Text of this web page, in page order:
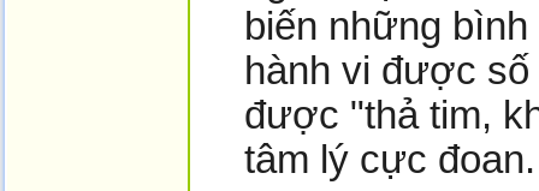
biến những
hành vi được
được "thả tim,
tâm lý cực đoan.